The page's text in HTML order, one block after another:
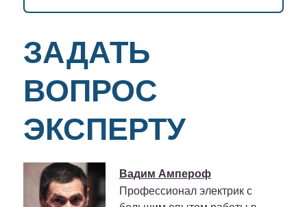
ЗАДАТЬ
ВОПРОС
ЭКСПЕРТУ
Вадим Ампероф
Профессионал электрик с